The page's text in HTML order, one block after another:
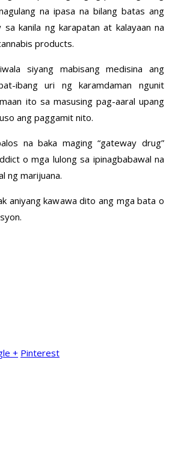
na ipasa na bilang batas ang
sa kanila ng karapatan at kalayaan na
products.
siyang mabisang medisina ang
ibang uri ng karamdaman ngunit
ito sa masusing pag-aaral upang
ang paggamit nito.
na baka maging “gateway drug”
o mga lulong sa ipinagbabawal na
ng marijuana.
aniyang kawawa dito ang mga bata o
+ Pinterest